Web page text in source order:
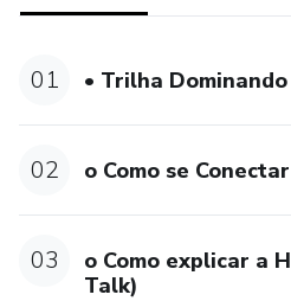
01 • Trilha
02 o Como se
03
o Como explicar a
Talk)